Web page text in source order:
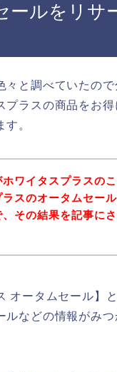
ールをリサ
と調べていたの
ラスの商品をお得
。
ワイタスプラスの
スのオータムセー
その結果を記事に
オータムセール】
などの情報がみつ